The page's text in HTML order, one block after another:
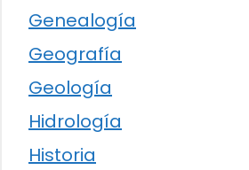
Genealogía
Geografía
Geología
Hidrología
Historia